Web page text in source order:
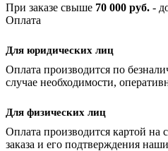
При заказе свыше 70 000 руб. -
Оплата
Для юридических лиц
Оплата производится по
случае необходимости,
Для физических лиц
Оплата производится картой на
заказа и его подтверждения